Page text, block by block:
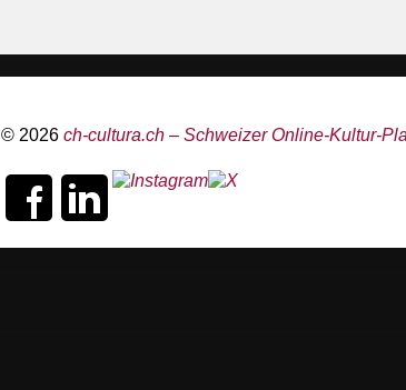
© 2026 ch-cultura.ch – Schweizer Online-Kultur-